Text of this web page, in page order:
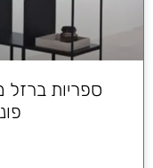
ספריות ברזל